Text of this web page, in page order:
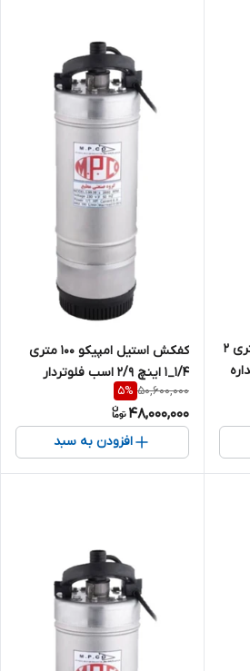
کفکش استیل امپیکو 28 متری 2
کفکش استیل امپیکو 100 متری
1/4_1 اینچ 2/9 اسب فلوتردار
تکفاز دو جداره MPCO-S.99.100-4
50,600,000
5%
48,000,000
افزودن به سبد